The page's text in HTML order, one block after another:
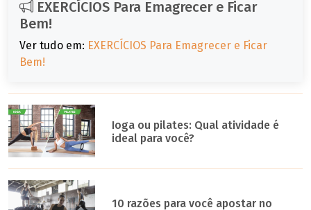
EXERCÍCIOS Para Emagrecer e Ficar
Bem!
Ver tudo em: EXERCÍCIOS Para Emagrecer e Ficar
Bem!
Ioga ou pilates: Qual atividade é
ideal para você?
10 razões para você apostar no